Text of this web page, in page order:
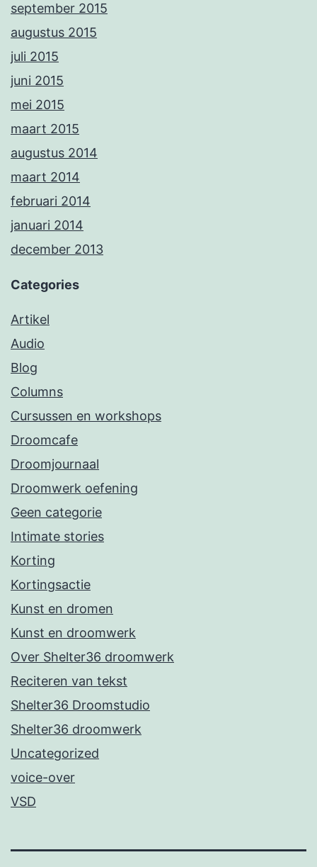
september 2015
augustus 2015
juli 2015
juni 2015
mei 2015
maart 2015
augustus 2014
maart 2014
februari 2014
januari 2014
december 2013
Categories
Artikel
Audio
Blog
Columns
Cursussen en workshops
Droomcafe
Droomjournaal
Droomwerk oefening
Geen categorie
Intimate stories
Korting
Kortingsactie
Kunst en dromen
Kunst en droomwerk
Over Shelter36 droomwerk
Reciteren van tekst
Shelter36 Droomstudio
Shelter36 droomwerk
Uncategorized
voice-over
VSD